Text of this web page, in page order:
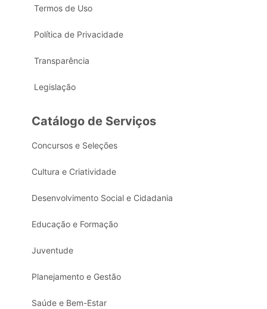
Termos de Uso
Política de Privacidade
Transparência
Legislação
Catálogo de Serviços
Concursos e Seleções
Cultura e Criatividade
Desenvolvimento Social e Cidadania
Educação e Formação
Juventude
Planejamento e Gestão
Saúde e Bem-Estar